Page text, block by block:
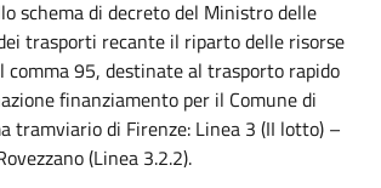
schema di decreto del Ministro delle
trasporti recante il riparto delle risorse
comma 95, destinate al trasporto rapido
finanziamento per il Comune di
tramviario di Firenze: Linea 3 (II lotto) –
(Linea 3.2.2).